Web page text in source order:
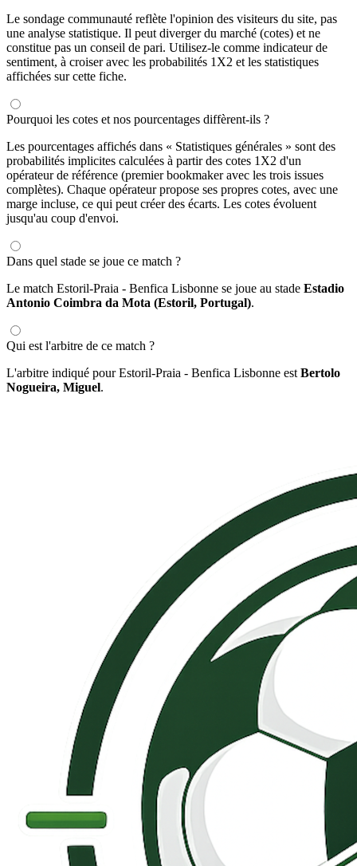
Le sondage communauté reflète l'opinion des visiteurs du site, pas
une analyse statistique. Il peut diverger du marché (cotes) et ne
constitue pas un conseil de pari. Utilisez-le comme indicateur de
sentiment, à croiser avec les probabilités 1X2 et les statistiques
affichées sur cette fiche.
Pourquoi les cotes et nos pourcentages diffèrent-ils ?
Les pourcentages affichés dans « Statistiques générales » sont des
probabilités implicites calculées à partir des cotes 1X2 d'un
opérateur de référence (premier bookmaker avec les trois issues
complètes). Chaque opérateur propose ses propres cotes, avec une
marge incluse, ce qui peut créer des écarts. Les cotes évoluent
jusqu'au coup d'envoi.
Dans quel stade se joue ce match ?
Le match Estoril-Praia - Benfica Lisbonne se joue au stade Estadio
Antonio Coimbra da Mota (Estoril, Portugal).
Qui est l'arbitre de ce match ?
L'arbitre indiqué pour Estoril-Praia - Benfica Lisbonne est Bertolo
Nogueira, Miguel.